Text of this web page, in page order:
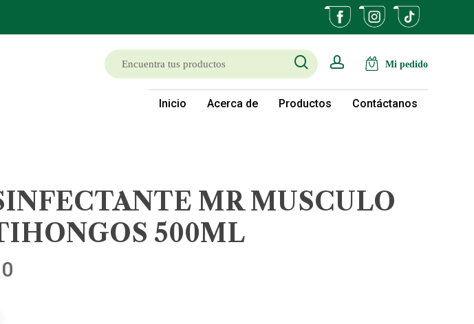
Inicio Acerca de Productos Contáctanos
searchaccount
MR MUSCULO
500ML